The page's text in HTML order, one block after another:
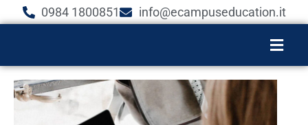
0984 1800851 info@ecampuseducation.it